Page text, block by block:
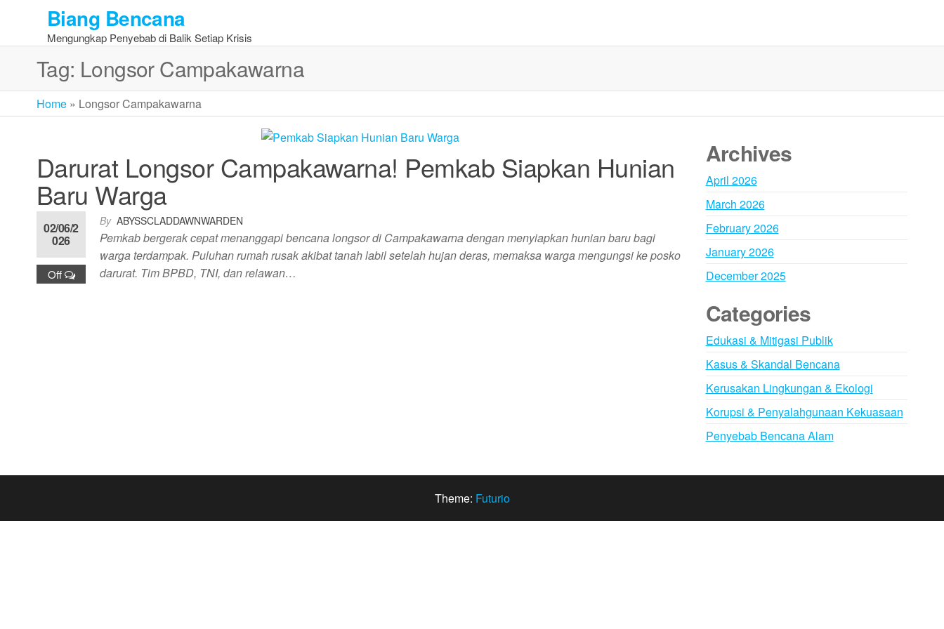
the
Biang Bencana
Mengungkap Penyebab di Balik Setiap Krisis
Tag: Longsor Campakawarna
Home » Longsor Campakawarna
Darurat Longsor Campakawarna! Pemkab Siapkan Hunian
Baru Warga
By ABYSSCLADDAWNWARDEN
02/06/2
026
Off
Pemkab bergerak cepat menanggapi bencana longsor di Campakawarna dengan menyiapkan hunian baru bagi
warga terdampak. Puluhan rumah rusak akibat tanah labil setelah hujan deras, memaksa warga mengungsi ke posko
darurat. Tim BPBD, TNI, dan relawan…
Archives
April 2026
March 2026
February 2026
January 2026
December 2025
Categories
Edukasi & Mitigasi Publik
Kasus & Skandal Bencana
Kerusakan Lingkungan & Ekologi
Korupsi & Penyalahgunaan Kekuasaan
Penyebab Bencana Alam
Theme: Futurio